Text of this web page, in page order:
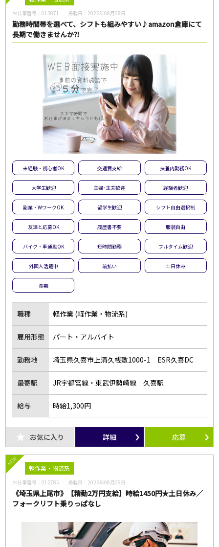
お仕事番号：013871 掲載日： 2026年08月08日
勤務時間帯を選べて、シフトも組みやすい♪amazon倉庫にて
長期で働きませんか⁈
未経験・初心者OK 交通費支給 扶養内勤務OK
大学生歓迎 主婦･主夫歓迎 経験者歓迎
副業・WワークOK 留学生歓迎 シフト自由選択制
友達と応募OK 履歴書不要 服装自由
バイク・車通勤OK 短時間勤務 フルタイム歓迎
外国人活躍中 前払い 土日休み
長期
職種 軽作業 (軽作業・物流系)
雇用形態 パート・アルバイト
勤務地 埼玉県久喜市上清久桟敷1000-1 ESR久喜DC
最寄駅 JR宇都宮線・東武伊勢崎線 久喜駅
給与 時給1,300円
お気に入り 詳細 応募
NEW
軽作業・物流系
お仕事番号：012785 掲載日： 2026年08月08日
《埼玉県上尾市》【精勤2万円支給】時給1450円★土日休み／
フォークリフト乗りっぱなし